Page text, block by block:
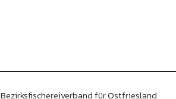
für Ostfriesland